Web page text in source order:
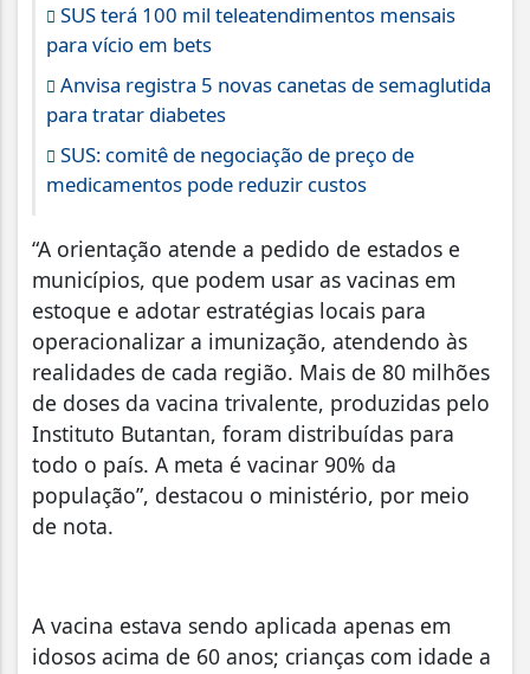
SUS terá 100 mil teleatendimentos mensais
para vício em bets
Anvisa registra 5 novas canetas de semaglutida
para tratar diabetes
SUS: comitê de negociação de preço de
medicamentos pode reduzir custos
“A orientação atende a pedido de estados e
municípios, que podem usar as vacinas em
estoque e adotar estratégias locais para
operacionalizar a imunização, atendendo às
realidades de cada região. Mais de 80 milhões
de doses da vacina trivalente, produzidas pelo
Instituto Butantan, foram distribuídas para
todo o país. A meta é vacinar 90% da
população”, destacou o ministério, por meio
de nota.
A vacina estava sendo aplicada apenas em
idosos acima de 60 anos; crianças com idade a